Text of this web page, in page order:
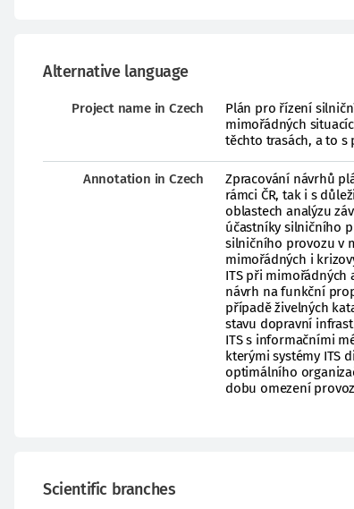
Alternative language
Project name in Czech
Plán pro řízení
mimořádných
těchto trasách, a to s
Annotation in Czech
Zpracování návrhů
rámci ČR, tak i s
oblastech analýzu
účastníky silničního
silničního provozu v
mimořádných i
ITS při mimořádných
návrh na funkční
případě živelných
stavu dopravní
ITS s informačními
kterými systémy ITS
optimálního
dobu omezení
Scientific branches